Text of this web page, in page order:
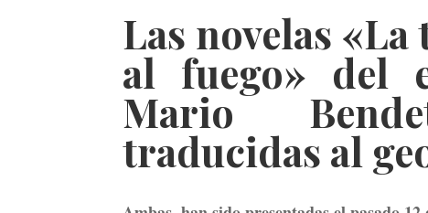
Las novelas
al fuego» del
Mario
traducidas al